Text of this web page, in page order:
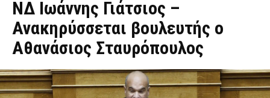
ΝΔ Ιωάννης Γιάτσιος –
Ανακηρύσσεται βουλευτής ο
Αθανάσιος Σταυρόπουλος